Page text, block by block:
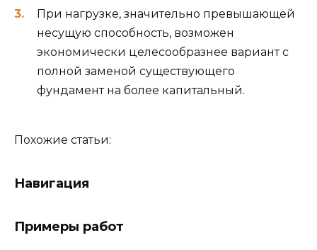
При нагрузке, значительно превышающей
несущую способность, возможен
экономически целесообразнее вариант с
полной заменой существующего
фундамент на более капитальный.
Похожие статьи:
Навигация
Примеры работ